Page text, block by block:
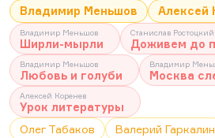
Владимир Меньшов Алексей
Владимир Меньшов
Ширли-мырли
Станислав Ростоцкий
Доживем до
Владимир Меньшов
Любовь и голуби
Владимир
Москва
Алексей Коренев
Урок литературы
Олег Табаков
Валерий Гаркалин